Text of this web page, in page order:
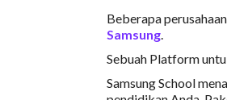
Beberapa
Samsung.
Sebuah Platform
Samsung School